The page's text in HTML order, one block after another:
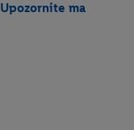
Upozornite ma